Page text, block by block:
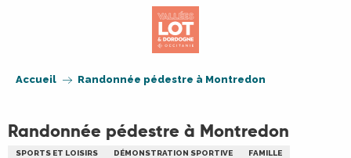
Accueil Randonnée pédestre à Montredon
Randonnée pédestre à Montredon
SPORTS ET LOISIRS DÉMONSTRATION SPORTIVE
FAMILLE